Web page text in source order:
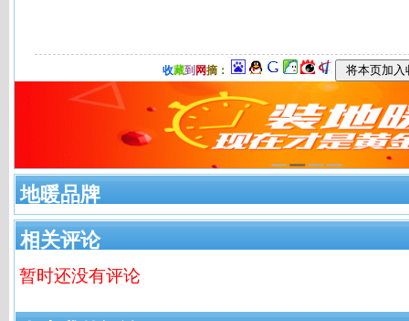
收藏到 网摘：
地暖品牌
相关评论
暂时还没有评论